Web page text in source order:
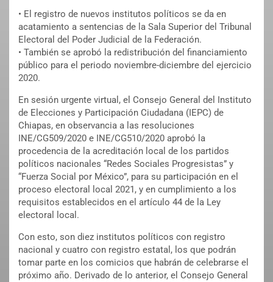
• El registro de nuevos institutos políticos se da en
acatamiento a sentencias de la Sala Superior del Tribunal
Electoral del Poder Judicial de la Federación.
• También se aprobó la redistribución del financiamiento
público para el periodo noviembre-diciembre del ejercicio
2020.
En sesión urgente virtual, el Consejo General del Instituto
de Elecciones y Participación Ciudadana (IEPC) de
Chiapas, en observancia a las resoluciones
INE/CG509/2020 e INE/CG510/2020 aprobó la
procedencia de la acreditación local de los partidos
políticos nacionales “Redes Sociales Progresistas” y
“Fuerza Social por México”, para su participación en el
proceso electoral local 2021, y en cumplimiento a los
requisitos establecidos en el artículo 44 de la Ley
electoral local.
Con esto, son diez institutos políticos con registro
nacional y cuatro con registro estatal, los que podrán
tomar parte en los comicios que habrán de celebrarse el
próximo año. Derivado de lo anterior, el Consejo General